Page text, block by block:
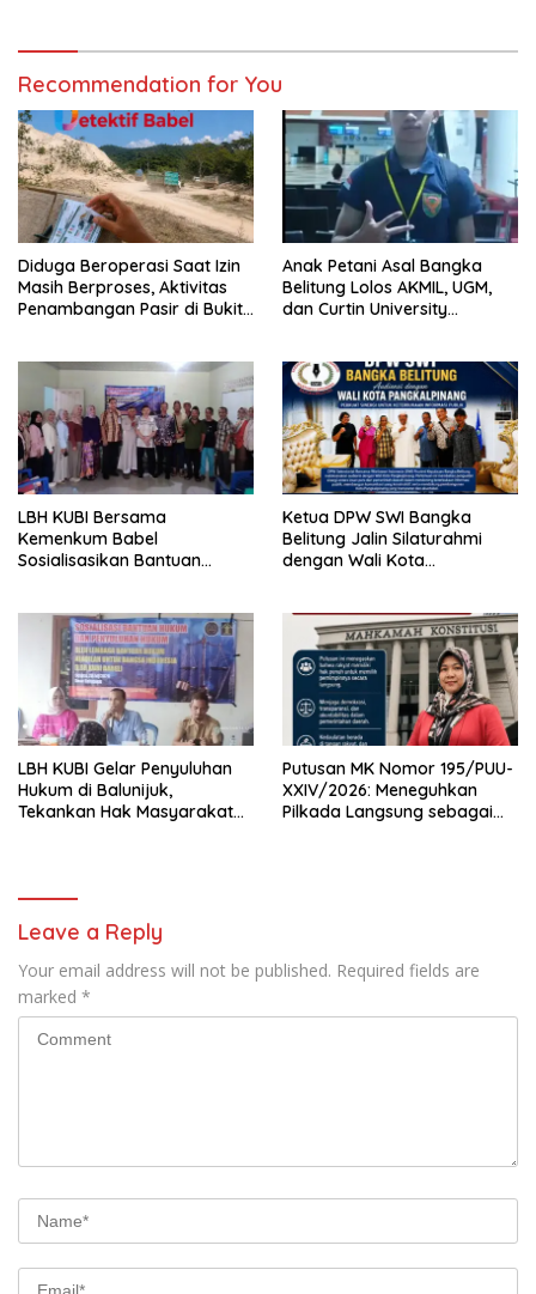
Recommendation for You
Diduga Beroperasi Saat Izin
Masih Berproses, Aktivitas
Penambangan Pasir di Bukit
Anak Petani Asal Bangka
Belitung Lolos AKMIL, UGM,
dan Curtin University
LBH KUBI Bersama
Kemenkum Babel
Sosialisasikan Bantuan
Ketua DPW SWI Bangka
Belitung Jalin Silaturahmi
dengan Wali Kota
LBH KUBI Gelar Penyuluhan
Hukum di Balunijuk,
Tekankan Hak Masyarakat
Putusan MK Nomor 195/PUU-
XXIV/2026: Meneguhkan
Pilkada Langsung sebagai
Leave a Reply
Your email address will not be published. Required fields are
marked *